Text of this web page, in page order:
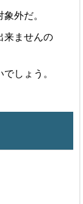
外だ。
来ませんの
しょう。